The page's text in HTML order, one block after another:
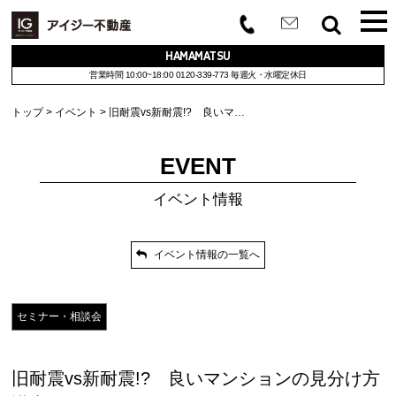
HAMAMATSU
営業時間 10:00~18:00 0120-339-773 毎週火・水曜定休日
トップ イベント 旧耐震vs新耐震!? 良いマ…
EVENT
イベント情報
イベント情報の一覧へ
セミナー・相談会
旧耐震vs新耐震!? 良いマンションの見分け方